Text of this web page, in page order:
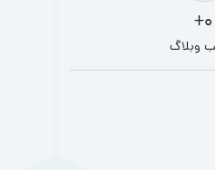
0+
وبلاگ